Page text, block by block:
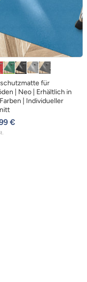
G
ü
n
S
c
w
H
e
l
l
D
u
n
k
für
| Neo | Erhältlich in
| Individueller
€